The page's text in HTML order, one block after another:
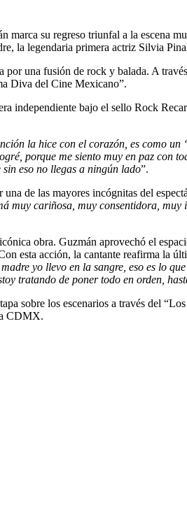
su regreso triunfal a la escena
la legendaria primera actriz Silvia
una fusión de rock y balada. A
Diva del Cine Mexicano”.
independiente bajo el sello Rock
la hice con el corazón, es como un
porque me siento muy en paz
eso no llegas a ningún lado”.
de las mayores incógnitas del
muy cariñosa, muy consentidora,
obra. Guzmán aprovechó el
esta acción, la cantante reafirma la
yo llevo en la sangre, eso es lo
tratando de poner todo en orden,
sobre los escenarios a través del
CDMX.